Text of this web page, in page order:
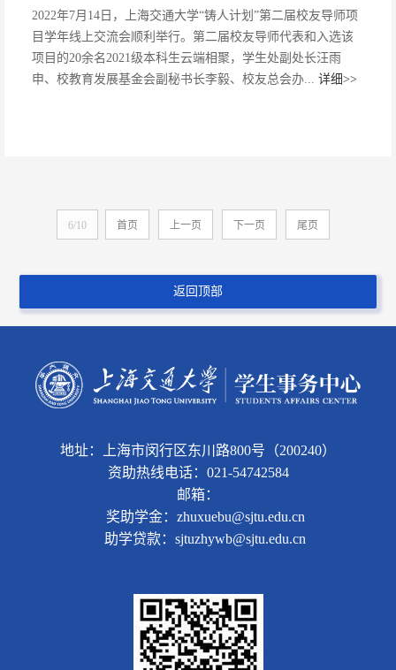
2022年7月14日，上海交通大学“铸人计划”第二届校友导师项
目学年线上交流会顺利举行。第二届校友导师代表和入选该
项目的20余名2021级本科生云端相聚，学生处副处长汪雨
申、校教育发展基金会副秘书长李毅、校友总会办... 详细>>
6/10 首页 上一页 下一页 尾页
返回顶部
地址：上海市闵行区东川路800号（200240）
资助热线电话：021-54742584
邮箱：
奖助学金：zhuxuebu@sjtu.edu.cn
助学贷款：sjtuzhywb@sjtu.edu.cn